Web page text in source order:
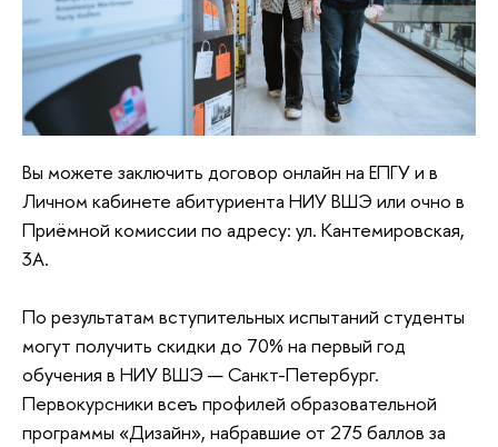
Вы можете заключить договор онлайн на ЕПГУ и в
Личном кабинете абитуриента НИУ ВШЭ или очно в
Приёмной комиссии по адресу: ул. Кантемировская,
3А.
По результатам вступительных испытаний студенты
могут получить скидки до 70% на первый год
обучения в НИУ ВШЭ — Санкт-Петербург.
Первокурсники всеъ профилей образовательной
программы «Дизайн», набравшие от 275 баллов за